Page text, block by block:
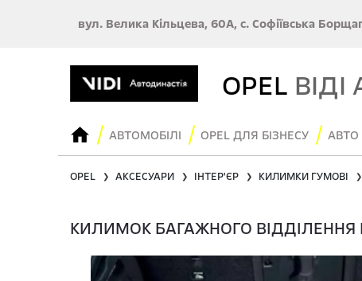
вул. Велика Кільцева, 60А, с. Софіївська
OPEL
АВТОМОБІЛІ OPEL ДЛЯ БІЗНЕСУ АВТО
OPEL ❯ АКСЕСУАРИ ❯ ІНТЕР'ЄР ❯ КИЛИМКИ ГУМОВІ ❯
КИЛИМОК БАГАЖНОГО ВІДДІЛЕННЯ